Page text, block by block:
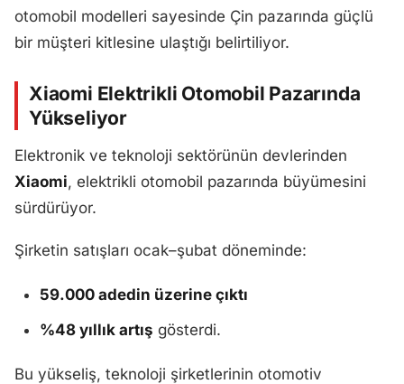
otomobil modelleri sayesinde Çin pazarında güçlü
bir müşteri kitlesine ulaştığı belirtiliyor.
Xiaomi Elektrikli Otomobil Pazarında
Yükseliyor
Elektronik ve teknoloji sektörünün devlerinden
Xiaomi, elektrikli otomobil pazarında büyümesini
sürdürüyor.
Şirketin satışları ocak–şubat döneminde:
59.000 adedin üzerine çıktı
%48 yıllık artış gösterdi.
Bu yükseliş, teknoloji şirketlerinin otomotiv